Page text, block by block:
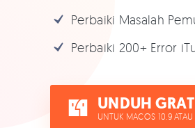
Perbaiki Masalah
Perbaiki 200+ Error
UNDUH
UNTUK MACOS 10.9 ATAU